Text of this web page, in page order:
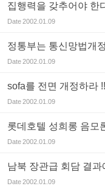
집행력을 갖추어야 한
Date2002.01.09
정통부는 통신망법개
Date2002.01.09
sofa를 전면 개정하라
Date2002.01.09
롯데호텔 성희롱 음모
Date2002.01.09
남북 장관급 회담 결
Date2002.01.09